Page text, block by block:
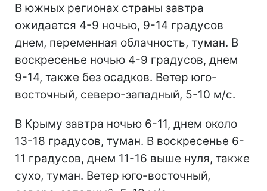
В южных регионах страны завтра
ожидается 4-9 ночью, 9-14 градусов
днем, переменная облачность, туман. В
воскресенье ночью 4-9 градусов, днем
9-14, также без осадков. Ветер юго-
восточный, северо-западный, 5-10 м/с.
В Крыму завтра ночью 6-11, днем около
13-18 градусов, туман. В воскресенье 6-
11 градусов, днем 11-16 выше нуля, также
сухо, туман. Ветер юго-восточный,